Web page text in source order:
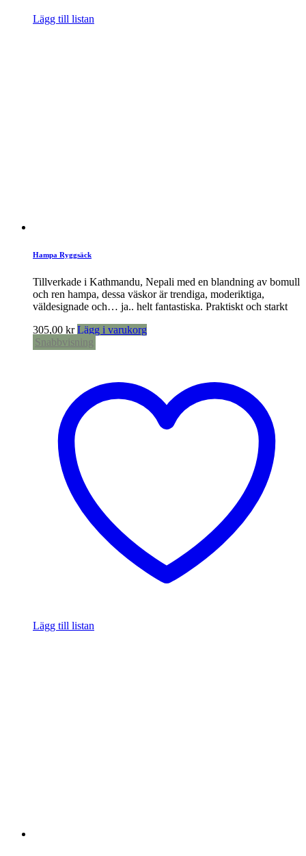
Lägg till listan
Hampa Ryggsäck
Tillverkade i Kathmandu, Nepali med en blandning av bomull
och ren hampa, dessa väskor är trendiga, moderiktiga,
väldesignade och… ja.. helt fantastiska. Praktiskt och starkt
305,00 kr Lägg i varukorg
Snabbvisning
Lägg till listan